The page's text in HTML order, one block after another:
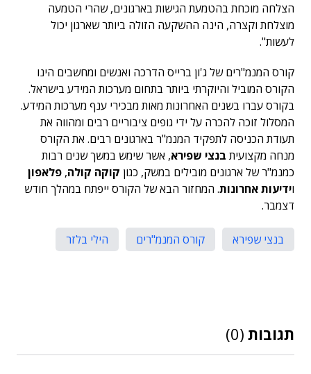
הצלחה מוכחת בהטמעת הגישות בארגונים, שהרי הטמעה
מוצלחת וקצרה, הינה ההשקעה הזולה ביותר שארגון יכול
לעשות".
קורס המנמ"רים של ג'ון ברייס הדרכה ואנשים ומחשבים הינו
הקורס המוביל והיוקרתי ביותר בתחום מערכות המידע בישראל.
בקורס עברו בשנים האחרונות מאות מבכירי ענף מערכות המידע.
המסלול זוכה להכרה על ידי גופים ציבוריים רבים ומהווה את
תעודת הכניסה לתפקיד המנמ"ר בארגונים רבים. את הקורס
מנחה מקצועית בנצי שפירא, אשר שימש במשך שנים רבות
כמנמ"ר של ארגונים מובילים במשק, כגון קוקה קולה, פלאפון
וידיעות אחרונות. המחזור הבא של הקורס ייפתח במהלך חודש
דצמבר.
בנצי שפירא קורס המנמ"רים הילי בלזר
תגובות (0)